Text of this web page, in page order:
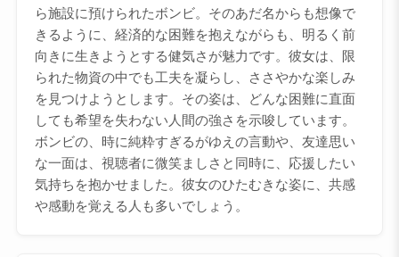
ら施設に預けられたボンビ。そのあだ名からも想像で
きるように、経済的な困難を抱えながらも、明るく前
向きに生きようとする健気さが魅力です。彼女は、限
られた物資の中でも工夫を凝らし、ささやかな楽しみ
を見つけようとします。その姿は、どんな困難に直面
しても希望を失わない人間の強さを示唆しています。
ボンビの、時に純粋すぎるがゆえの言動や、友達思い
な一面は、視聴者に微笑ましさと同時に、応援したい
気持ちを抱かせました。彼女のひたむきな姿に、共感
や感動を覚える人も多いでしょう。